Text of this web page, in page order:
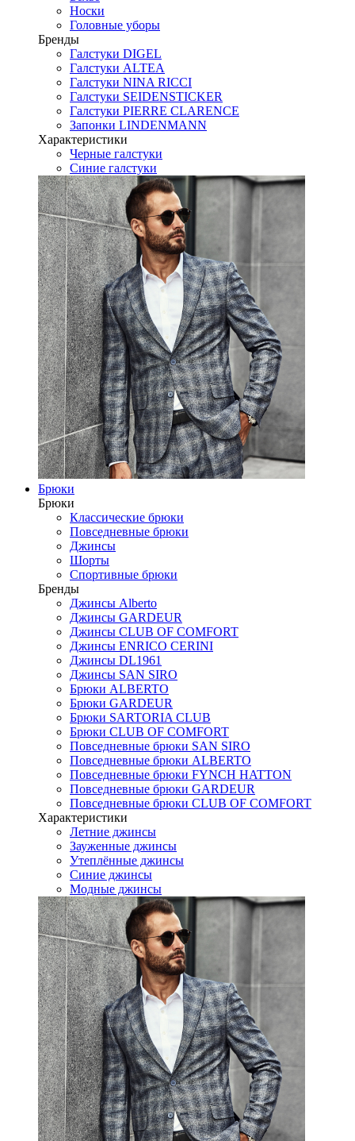
Носки
Головные уборы
Бренды
Галстуки DIGEL
Галстуки ALTEA
Галстуки NINA RICCI
Галстуки SEIDENSTICKER
Галстуки PIERRE CLARENCE
Запонки LINDENMANN
Характеристики
Черные галстуки
Синие галстуки
Брюки
Брюки
Классические брюки
Повседневные брюки
Джинсы
Шорты
Спортивные брюки
Бренды
Джинсы Alberto
Джинсы GARDEUR
Джинсы CLUB OF COMFORT
Джинсы ENRICO CERINI
Джинсы DL1961
Джинсы SAN SIRO
Брюки ALBERTO
Брюки GARDEUR
Брюки SARTORIA CLUB
Брюки CLUB OF COMFORT
Повседневные брюки SAN SIRO
Повседневные брюки ALBERTO
Повседневные брюки FYNCH HATTON
Повседневные брюки GARDEUR
Повседневные брюки CLUB OF COMFORT
Характеристики
Летние джинсы
Зауженные джинсы
Утеплённые джинсы
Синие джинсы
Модные джинсы